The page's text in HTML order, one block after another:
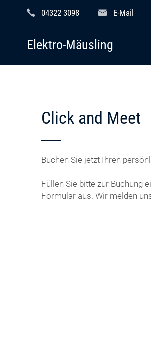
04322 3098 E-Mail
Elektro-Mäusling
Click and Meet
Buchen Sie jetzt Ihren
Füllen Sie bitte zur Buchung
Formular aus. Wir melden